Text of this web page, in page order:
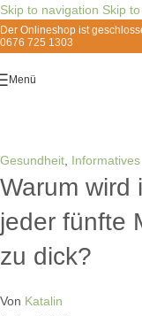
Skip to navigation Skip
Der Onlineshop ist
0676 725 1303
Menü
Gesundheit Informatives
Warum wird
jeder fünfte
zu dick?
Von Katalin